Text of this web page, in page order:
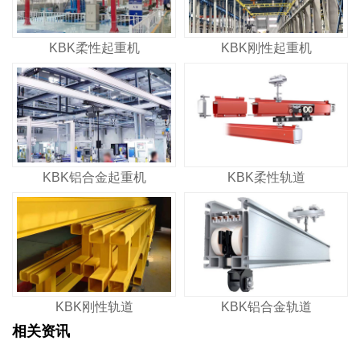
KBK柔性起重机 KBK刚性起重机
KBK铝合金起重机 KBK柔性轨道
KBK刚性轨道 KBK铝合金轨道
相关资讯